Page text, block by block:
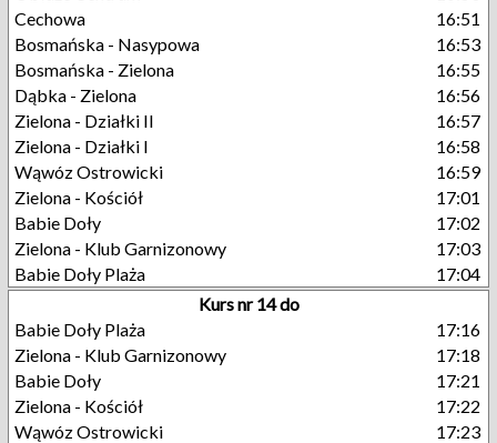
Cechowa
16:51
Bosmańska - Nasypowa
16:53
Bosmańska - Zielona
16:55
Dąbka - Zielona
16:56
Zielona - Działki II
16:57
Zielona - Działki I
16:58
Wąwóz Ostrowicki
16:59
Zielona - Kościół
17:01
Babie Doły
17:02
Zielona - Klub Garnizonowy
17:03
Babie Doły Plaża
17:04
Kurs nr 14 do
Babie Doły Plaża
17:16
Zielona - Klub Garnizonowy
17:18
Babie Doły
17:21
Zielona - Kościół
17:22
Wąwóz Ostrowicki
17:23